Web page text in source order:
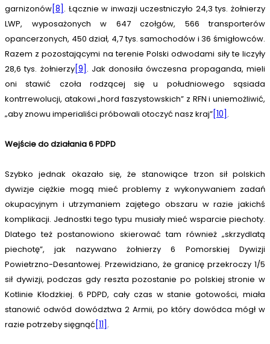
garnizonów[8] . Łącznie w inwazji uczestniczyło 24,3 tys. żołnierzy
LWP, wyposażonych w 647 czołgów, 566 transporterów
opancerzonych, 450 dział, 4,7 tys. samochodów i 36 śmigłowców.
Razem z pozostającymi na terenie Polski odwodami siły te liczyły
28,6 tys. żołnierzy[9] . Jak donosiła ówczesna propaganda, mieli
oni stawić czoła rodzącej się u południowego sąsiada
kontrrewolucji, atakowi „hord faszystowskich” z RFN i uniemożliwić,
„aby znowu imperialiści próbowali otoczyć nasz kraj”[10] .
Wejście do działania 6 PDPD
Szybko jednak okazało się, że stanowiące trzon sił polskich
dywizje ciężkie mogą mieć problemy z wykonywaniem zadań
okupacyjnym i utrzymaniem zajętego obszaru w razie jakichś
komplikacji. Jednostki tego typu musiały mieć wsparcie piechoty.
Dlatego też postanowiono skierować tam również „skrzydlatą
piechotę”, jak nazywano żołnierzy 6 Pomorskiej Dywizji
Powietrzno-Desantowej. Przewidziano, że granicę przekroczy 1/5
sił dywizji, podczas gdy reszta pozostanie po polskiej stronie w
Kotlinie Kłodzkiej. 6 PDPD, cały czas w stanie gotowości, miała
stanowić odwód dowództwa 2 Armii, po który dowódca mógł w
razie potrzeby sięgnąć [11] .